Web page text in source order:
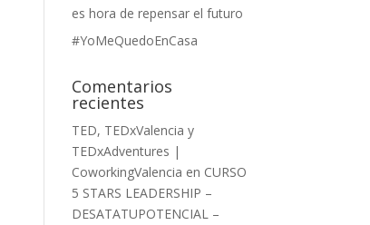
es hora de repensar el futuro
#YoMeQuedoEnCasa
Comentarios
recientes
TED, TEDxValencia y
TEDxAdventures |
CoworkingValencia en CURSO
5 STARS LEADERSHIP –
DESATATUPOTENCIAL –